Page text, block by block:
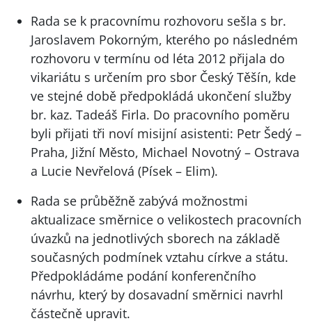
Rada se k pracovnímu rozhovoru sešla s br.
Jaroslavem Pokorným, kterého po následném
rozhovoru v termínu od léta 2012 přijala do
vikariátu s určením pro sbor Český Těšín, kde
ve stejné době předpokládá ukončení služby
br. kaz. Tadeáš Firla. Do pracovního poměru
byli přijati tři noví misijní asistenti: Petr Šedý –
Praha, Jižní Město, Michael Novotný – Ostrava
a Lucie Nevřelová (Písek – Elim).
Rada se průběžně zabývá možnostmi
aktualizace směrnice o velikostech pracovních
úvazků na jednotlivých sborech na základě
současných podmínek vztahu církve a státu.
Předpokládáme podání konferenčního
návrhu, který by dosavadní směrnici navrhl
částečně upravit.